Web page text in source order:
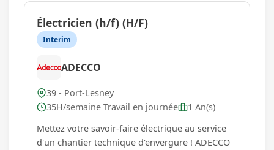
Électricien (h/f) (H/F)
Interim
ADECCO
39 - Port-Lesney
35H/semaine Travail en journée
1 An(s)
Mettez votre savoir-faire électrique au service
d'un chantier technique d'envergure ! ADECCO